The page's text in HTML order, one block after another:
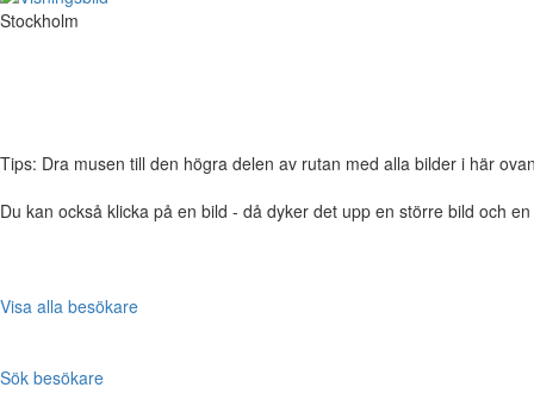
Stockholm
Tips: Dra musen till den högra delen av rutan med alla bilder i här
Du kan också klicka på en bild - då dyker det upp en större bild och
Visa alla besökare
Sök besökare